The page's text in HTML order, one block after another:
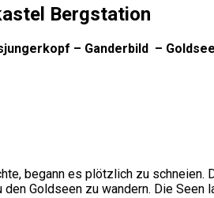
Bergstation
– Ganderbild –
begann es plötzlich zu
Goldseen zu wandern. Die